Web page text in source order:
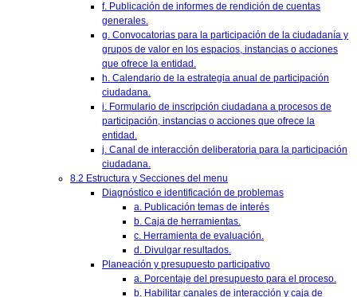
f. Publicación de informes de rendición de cuentas
generales.
g. Convocatorias para la participación de la ciudadanía y
grupos de valor en los espacios, instancias o acciones
que ofrece la entidad.
h. Calendario de la estrategia anual de participación
ciudadana.
i. Formulario de inscripción ciudadana a procesos de
participación, instancias o acciones que ofrece la
entidad.
j. Canal de interacción deliberatoria para la participación
ciudadana.
8.2 Estructura y Secciones del menu
Diagnóstico e identificación de problemas
a. Publicación temas de interés
b. Caja de herramientas.
c. Herramienta de evaluación.
d. Divulgar resultados.
Planeación y presupuesto participativo
a. Porcentaje del presupuesto para el proceso.
b. Habilitar canales de interacción y caja de